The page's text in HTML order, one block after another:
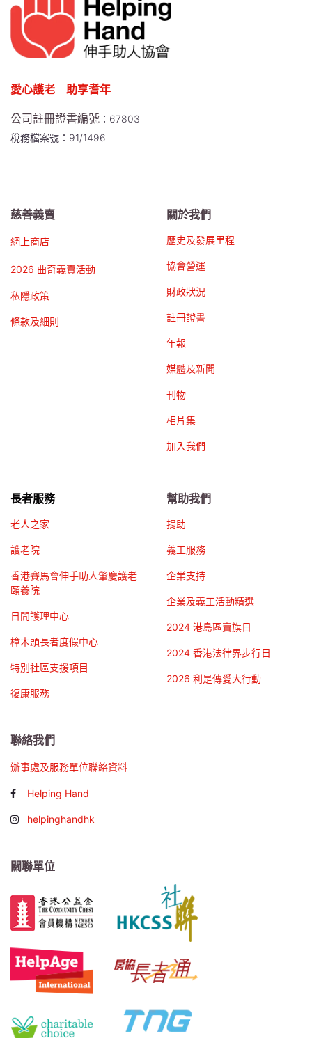
愛心護老 助享耆年
公司註冊證書編號 ：67803
稅務檔案號：91/1496
慈善義賣
網上商店
2026 曲奇義賣活動
私隱政策
條款及細則
關於我們
歷史及發展里程
協會營運
財政狀況
註冊證書
年報
媒體及新聞
刊物
相片集
加入我們
長者服務
老人之家
護老院
香港賽馬會伸手助人肇慶護老
頤養院
日間護理中心
樟木頭長者度假中心
特別社區支援項目
復康服務
幫助我們
捐助
義工服務
企業支持
企業及義工活動精選
2024 港島區賣旗日
2024 香港法律界步行日
2026 利是傳愛大行動
聯絡我們
辦事處及服務單位聯絡資料
Helping Hand
helpinghandhk
關聯單位